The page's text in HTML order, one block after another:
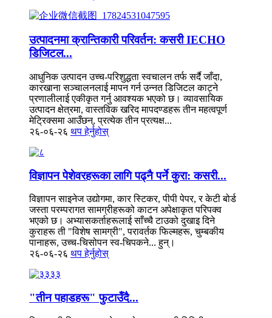
उत्पादनमा क्रान्तिकारी परिवर्तन: कसरी IECHO
डिजिटल...
आधुनिक उत्पादन उच्च-परिशुद्धता स्वचालन तर्फ सर्दै जाँदा,
कारखाना सञ्चालनलाई मापन गर्न उन्नत डिजिटल काट्ने
प्रणालीलाई एकीकृत गर्नु आवश्यक भएको छ। व्यावसायिक
उत्पादन क्षेत्रमा, वास्तविक खरिद मापदण्डहरू तीन महत्वपूर्ण
मेट्रिक्समा आउँछन्, प्रत्येक तीन प्रत्यक्ष...
२६-०६-२६ थप हेर्नुहोस्
विज्ञापन पेशेवरहरूका लागि पढ्नै पर्ने कुरा: कसरी...
विज्ञापन साइनेज उद्योगमा, कार स्टिकर, पीपी पेपर, र केटी बोर्ड
जस्ता परम्परागत सामग्रीहरूको काटन अपेक्षाकृत परिपक्व
भएको छ। अभ्यासकर्ताहरूलाई साँच्चै टाउको दुखाइ दिने
कुराहरू ती "विशेष सामग्री", परावर्तक फिल्महरू, चुम्बकीय
पानाहरू, उच्च-चिसोपन स्व-चिपकने... हुन्।
२६-०६-२६ थप हेर्नुहोस्
"तीन पहाडहरू" फुटाउँदै...